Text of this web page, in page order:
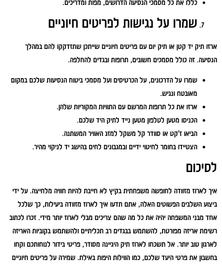
כללו את כל מסמכי הנסיעה הדרושים, מפות ומדריכים.
שמרו על נגישות לפריטים חיוניים
ארזו תיק יד קטן או תיק יום עם פריטים חיוניים שייתכן שתזדקקו להם במהלך
הנסיעה. זה כולל מסמכים חשובים, תרופות ובגדים להחלפה.
שמרו על הדרכונים, על הכרטיסים ועל מסמכי ביטוח הנסיעות שלכם במקום
מאובטח ונגיש.
ארזו את כל תרופות המרשם עם התוויות המקוריות שלהן.
הכניסו מטען לטלפון מטען נייד לתיק היד שלכם.
הביאו ז'קט או סוודר קל משקל למזג האוויר המשתנה.
הצטיידו בחומר לחיטוי ידיים ובמגבונים לחים בהישג יד לניקוי מהיר.
לסיכום
איך לארוז מזוודה לחופשה משפחתית בקיץ לא חייבת להיות חוויה מלחיצה. על ידי
ביצוע השלבים הפשוטים האלה, אתם תדעו איך לארוז מזוודה ביעילות, כך שלכל
אחד מבני המשפחה יהיה את כל מה שהם צריכים מבלי לארוז יותר מידי. זכרו לכתוב
רשימת אריזה מפורטת, להשתמש בבגדים רב תכליתיים ולהשתמש בקוביות האריזה
לארגון טוב יותר. אל תשכחו לארוז תיק היגיינה מסודר, פריטי בידור לנוחותכם וקחו
בחשבון את פרטי היעד שלכם, כמו הווילות היפות באילת. שמירה על פריטים חיוניים